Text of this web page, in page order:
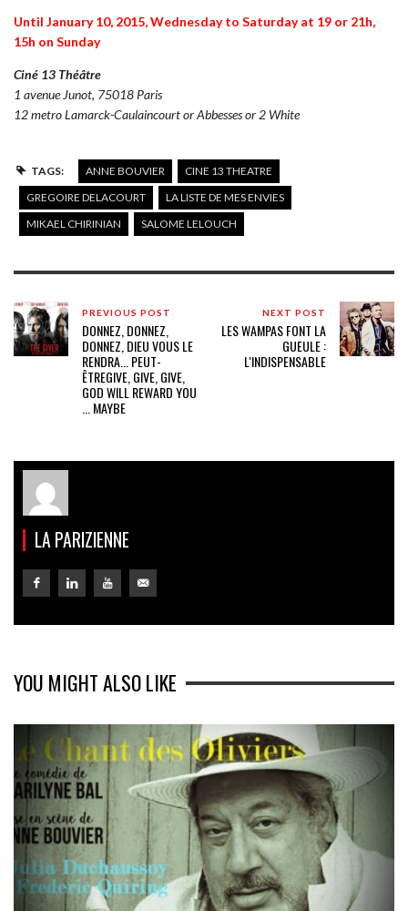
Until January 10, 2015, Wednesday to Saturday at 19 or 21h,
15h on Sunday
Ciné 13 Théâtre
1 avenue Junot, 75018 Paris
12 metro Lamarck-Caulaincourt or Abbesses or 2 White
TAGS: ANNE BOUVIER
CINE 13 THEATRE
GREGOIRE DELACOURT
LA LISTE DE MES ENVIES
MIKAEL CHIRINIAN
SALOME LELOUCH
PREVIOUS POST
DONNEZ, DONNEZ,
DONNEZ, DIEU VOUS LE
RENDRA... PEUT-
ÊTREGIVE, GIVE, GIVE,
GOD WILL REWARD YOU
... MAYBE
NEXT POST
LES WAMPAS FONT LA
GUEULE :
L'INDISPENSABLE
LA PARIZIENNE
YOU MIGHT ALSO LIKE